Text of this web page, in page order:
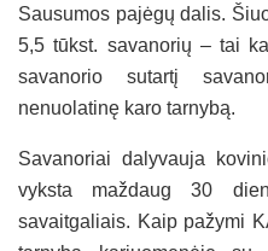
Sausumos pajėgų dalis.
5,5 tūkst. savanorių – tai
savanorio sutartį
nenuolatinę karo tarnybą.
Savanoriai dalyvauja
vyksta maždaug 30
savaitgaliais. Kaip pažymi